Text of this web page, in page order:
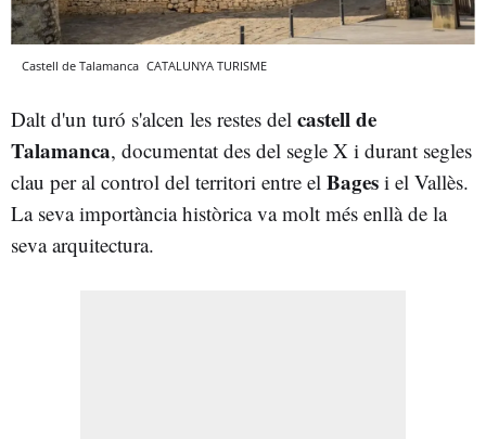
Castell de Talamanca CATALUNYA TURISME
Dalt d'un turó s'alcen les restes del castell de
Talamanca, documentat des del segle X i durant segles
clau per al control del territori entre el Bages i el Vallès.
La seva importància històrica va molt més enllà de la
seva arquitectura.